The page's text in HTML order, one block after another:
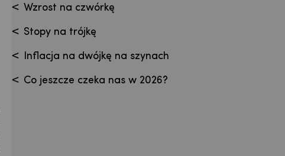
Wzrost na czwórkę
Stopy na trójkę
Inflacja na dwójkę na szynach
Co jeszcze czeka nas w 2026?